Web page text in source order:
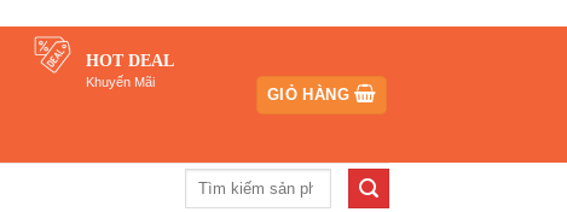
HOT DEAL
Khuyến Mãi
GIỎ HÀNG
Tìm